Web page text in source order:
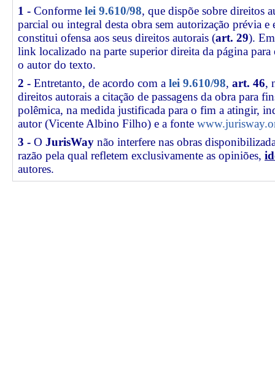
1 - Conforme lei 9.610/98, que dispõe sobre direitos
parcial ou integral desta obra sem autorização prévia e
constitui ofensa aos seus direitos autorais (art. 29).
link localizado na parte superior direita da página
o autor do texto.
2 - Entretanto, de acordo com a lei 9.610/98, art. 46,
direitos autorais a citação de passagens da obra para
polêmica, na medida justificada para o fim a atingir,
autor (Vicente Albino Filho) e a fonte
3 - O JurisWay não interfere nas obras
razão pela qual refletem exclusivamente as opiniões,
autores.